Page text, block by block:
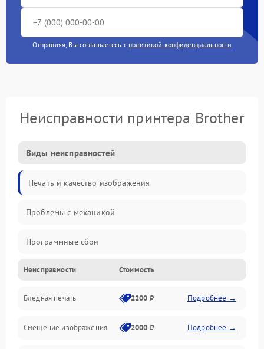
Отправляя, Вы соглашаетесь с политикой конфиденциальности
Неисправности принтера Brother
Виды неисправностей
Печать и качество изображения
Проблемы с механикой
Программные сбои
Программные ошибки
Картриджи и расходники
Механика и узлы
Неисправности Стоимость
Бледная печать 2200 ₽ Подробнее →
Смещение изображения 2000 ₽ Подробнее →